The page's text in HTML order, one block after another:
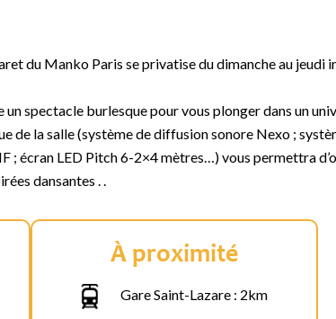
du Manko Paris se privatise du dimanche au jeudi
spectacle burlesque pour vous plonger dans un
de la salle (système de diffusion sonore Nexo ;
; écran LED Pitch 6-2×4 mètres…) vous permettra
dansantes . .
À proximité
Gare Saint-Lazare : 2km